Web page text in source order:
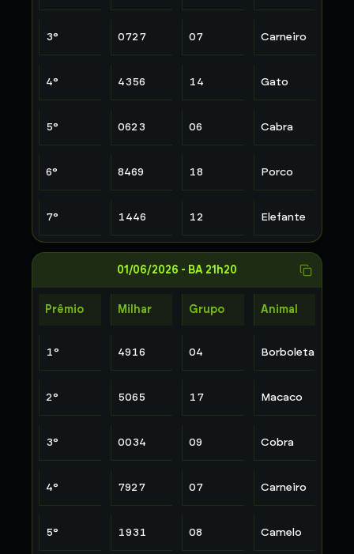
3° 0727 07 Carneiro
4° 4356 14 Gato
5° 0623 06 Cabra
6° 8469 18 Porco
7° 1446 12 Elefante
01/06/2026 - BA 21h20
Prêmio Milhar Grupo Animal
1° 4916 04 Borboleta
2° 5065 17 Macaco
3° 0034 09 Cobra
4° 7927 07 Carneiro
5° 1931 08 Camelo